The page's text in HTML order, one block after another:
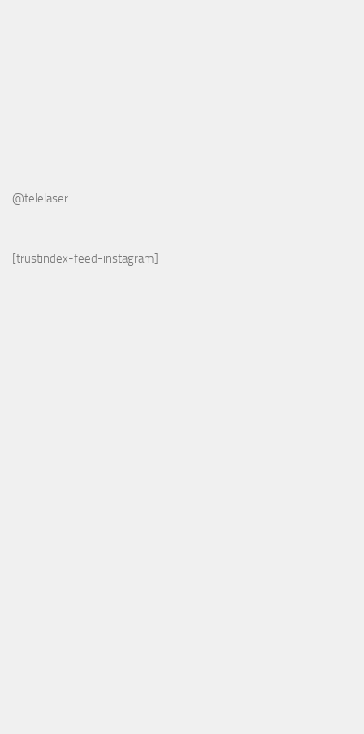
@telelaser
[trustindex-feed-instagram]